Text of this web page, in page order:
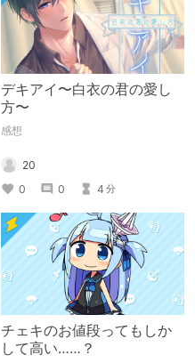
デキアイ〜白衣の君の愛し
方〜
感想
20
0
0 4 分
チェキのお値段ってもしか
して高い……？